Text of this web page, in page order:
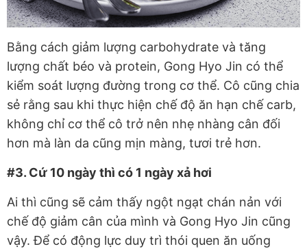
Bằng cách giảm lượng carbohydrate và tăng
lượng chất béo và protein, Gong Hyo Jin có thể
kiểm soát lượng đường trong cơ thể. Cô cũng chia
sẻ rằng sau khi thực hiện chế độ ăn hạn chế carb,
không chỉ cơ thể cô trở nên nhẹ nhàng cân đối
hơn mà làn da cũng mịn màng, tươi trẻ hơn.
#3. Cứ 10 ngày thì có 1 ngày xả hơi
Ai thì cũng sẽ cảm thấy ngột ngạt chán nản với
chế độ giảm cân của mình và Gong Hyo Jin cũng
vậy. Để có động lực duy trì thói quen ăn uống